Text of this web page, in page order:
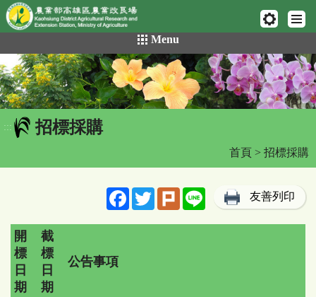
網頁置頂
到
主
要
內
容
區
Menu
::: 招標採購
首頁 > 招標採購
FacebookTwitterPlurk Line 友善列印
開
標
日
期
截
標
日
期
公告事項